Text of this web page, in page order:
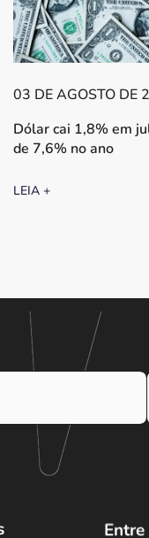
03 DE AGOSTO DE
Dólar cai 1,8% em
de 7,6% no ano
LEIA +